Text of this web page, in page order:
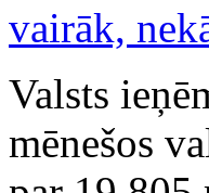
Valsts
mēnešos